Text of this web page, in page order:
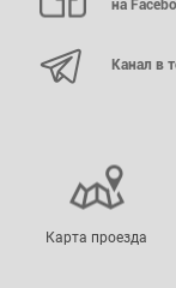
на
Канал в
Карта проезда